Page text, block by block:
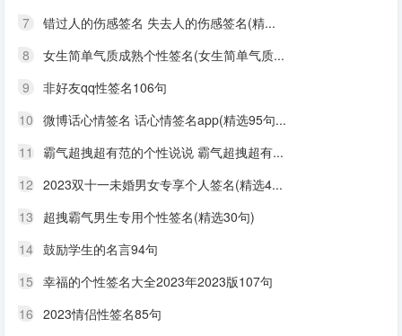
7
错过人的伤感签名 失去人的伤感签名(精...
8
女生简单气质成熟个性签名(女生简单气质...
9
非好友qq性签名106句
10 微博话心情签名 话心情签名app(精选95句...
11
霸气超拽超有范的个性说说 霸气超拽超有...
12 2023双十一未婚男女专享个人签名(精选4...
13
超拽霸气男生专用个性签名(精选30句)
14 鼓励学生的名言94句
15 幸福的个性签名大全2023年2023版107句
16 2023情侣性签名85句